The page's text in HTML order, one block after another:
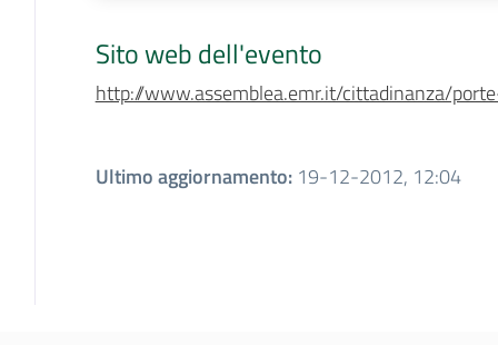
Sito web dell'evento
http://www.assemblea.emr.it/cittadinanza/
Ultimo aggiornamento: 19-12-2012, 12:04